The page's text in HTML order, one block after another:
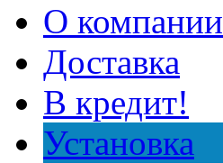
О компании
Доставка
В кредит!
Установка